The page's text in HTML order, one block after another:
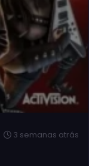
3 semanas atrás